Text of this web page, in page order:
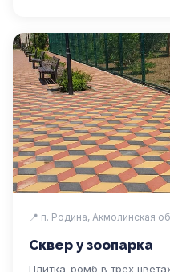
📍 п. Родина, Акмолинская
Сквер у зоопарка
Плитка-ромб в трёх